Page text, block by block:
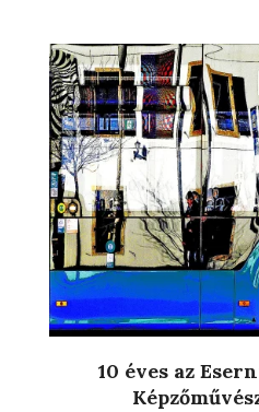
10 éves az